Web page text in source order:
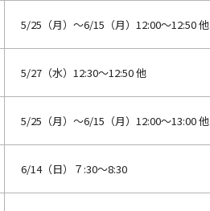
5/25（月）～6/15（月）12:00～12:50 他
5/27（水）12:30～12:50 他
5/25（月）～6/15（月）12:00～13:00 他
6/14（日）７:30～8:30